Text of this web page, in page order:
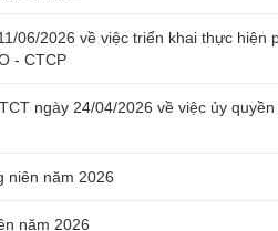
06/2026 về việc triển khai thực hiện
- CTCP
ngày 24/04/2026 về việc ủy
niên năm 2026
năm 2026